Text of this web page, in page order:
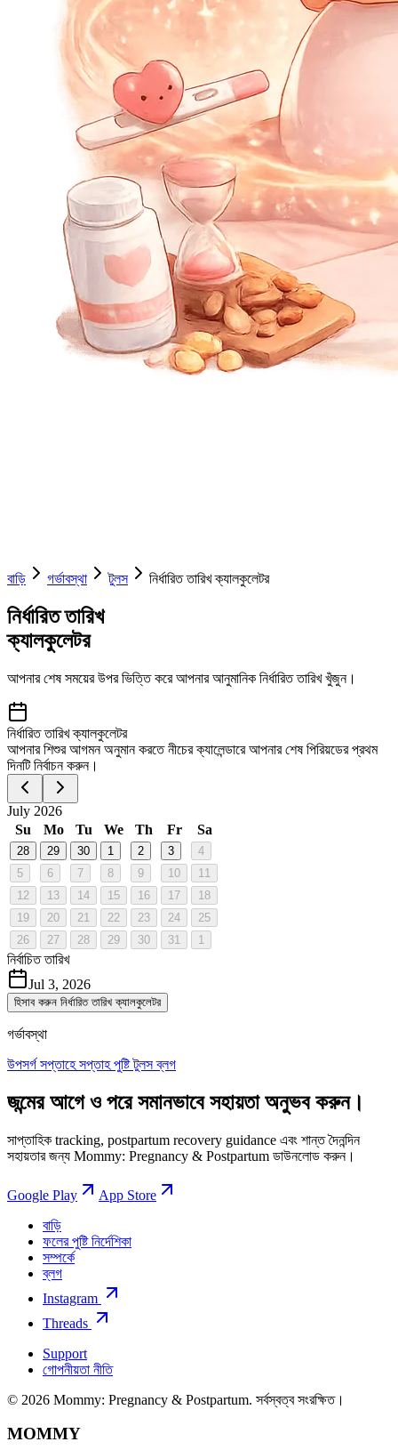
বাড়ি গর্ভাবস্থা টুলস নির্ধারিত তারিখ ক্যালকুলেটর
নির্ধারিত তারিখ
ক্যালকুলেটর
আপনার শেষ সময়ের উপর ভিত্তি করে আপনার আনুমানিক নির্ধারিত তারিখ খুঁজুন।
নির্ধারিত তারিখ ক্যালকুলেটর
আপনার শিশুর আগমন অনুমান করতে নীচের ক্যালেন্ডারে আপনার শেষ পিরিয়ডের প্রথম
দিনটি নির্বাচন করুন।
July 2026
Su
Mo Tu We Th Fr Sa
28 29 30 1 2 3
4
5
6 7 8 9 10
11
12
13 14 15 16 17
18
19
20 21 22 23 24
25
26
27 28 29 30 31 1
নির্বাচিত তারিখ
Jul 3, 2026
হিসাব করুন নির্ধারিত তারিখ ক্যালকুলেটর
গর্ভাবস্থা
উপসর্গ সপ্তাহে সপ্তাহপুষ্টিটুলসব্লগ
জন্মের আগে ও পরে সমানভাবে সহায়তা অনুভব করুন।
সাপ্তাহিক tracking, postpartum recovery guidance এবং শান্ত দৈনন্দিন
সহায়তার জন্য Mommy: Pregnancy & Postpartum ডাউনলোড করুন।
Google Play
App Store
বাড়ি
ফলের পুষ্টি নির্দেশিকা
সম্পর্কে
ব্লগ
Instagram
Threads
Support
গোপনীয়তা নীতি
© 2026 Mommy: Pregnancy & Postpartum. সর্বস্বত্ব সংরক্ষিত।
MOMMY